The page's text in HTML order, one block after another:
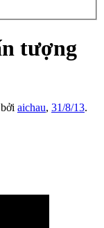
tượng
aichau, 31/8/13.